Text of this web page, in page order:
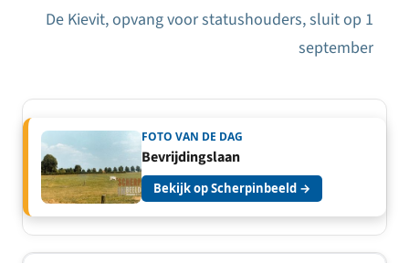
De Kievit, opvang voor statushouders, sluit op 1
september
FOTO VAN DE DAG
Bevrijdingslaan
Bekijk op Scherpinbeeld →